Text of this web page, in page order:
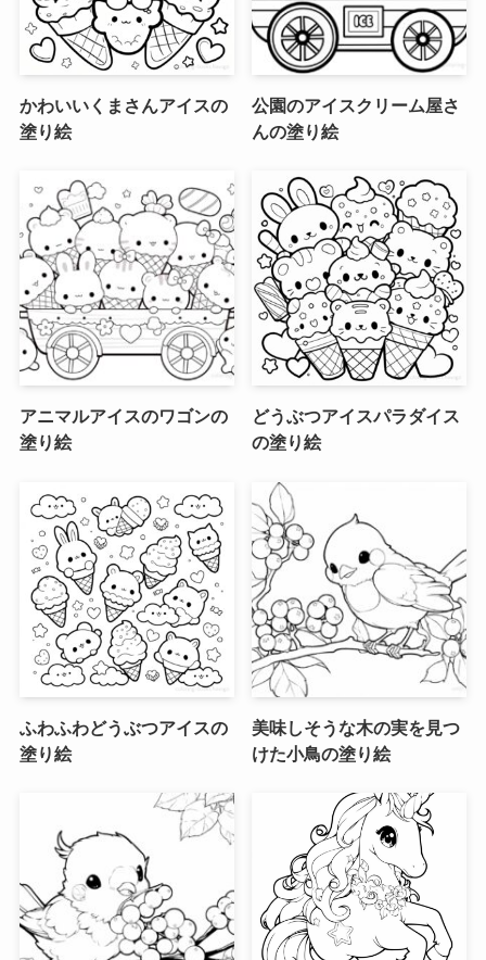
かわいいくまさんアイスの
塗り絵
公園のアイスクリーム屋さ
んの塗り絵
アニマルアイスのワゴンの
塗り絵
どうぶつアイスパラダイス
の塗り絵
ふわふわどうぶつアイスの
塗り絵
美味しそうな木の実を見つ
けた小鳥の塗り絵